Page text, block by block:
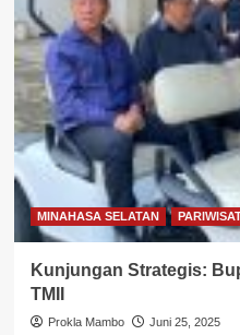
MINAHASA SELATAN
Kunjungan Strategis:
TMII
Prokla Mambo Juni 25, 2025